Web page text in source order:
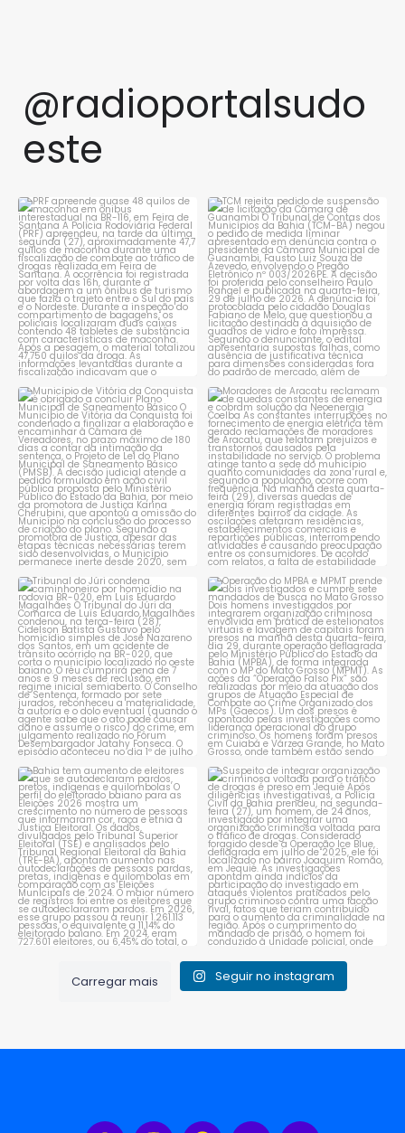
@radioportalsudo
este
PRF apreende quase 48 quilos
de maconha em ônibus...
1 0
TCM rejeita pedido de
suspensão de licitação da...
1 0
Município de Vitória da
Conquista é obrigado a...
1 0
Moradores de Aracatu
reclamam de quedas
constantes ...
1 0
Tribunal do Júri condena
caminhoneiro por...
1 0
Operação do MPBA e MPMT
prende dois investigados e...
1 0
Bahia tem aumento de eleitores
que se autodeclaram...
1 0
Suspeito de integrar
organização criminosa
voltada...
1 0
Carregar mais Seguir no instagram